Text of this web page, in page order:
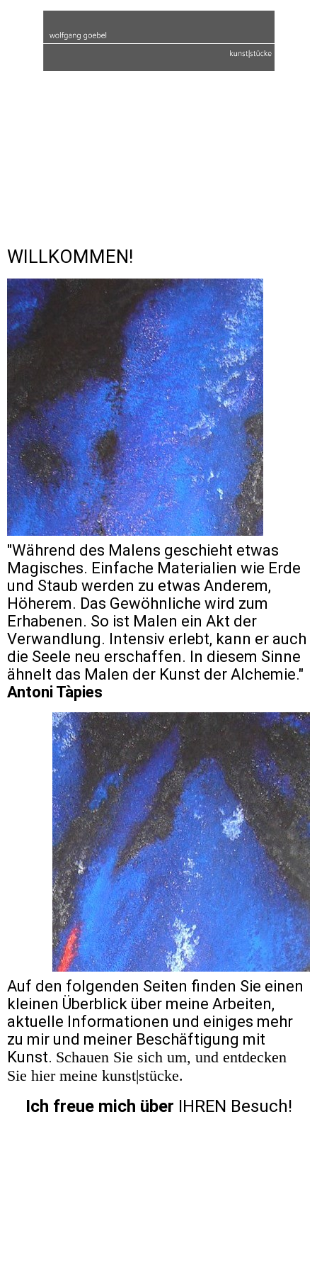
WILLKOMMEN!
"Während des Malens geschieht etwas
Magisches. Einfache Materialien wie Erde
und Staub werden zu etwas Anderem,
Höherem. Das Gewöhnliche wird zum
Erhabenen. So ist Malen ein Akt der
Verwandlung. Intensiv erlebt, kann er auch
die Seele neu erschaffen. In diesem Sinne
ähnelt das Malen der Kunst der Alchemie."
Antoni Tàpies
Auf den folgenden Seiten finden Sie einen
kleinen Überblick über meine Arbeiten,
aktuelle Informationen und einiges mehr
zu mir und meiner Beschäftigung mit
Kunst. Schauen Sie sich um, und entdecken
Sie hier meine kunst|stücke.
Ich freue mich über IHREN Besuch!